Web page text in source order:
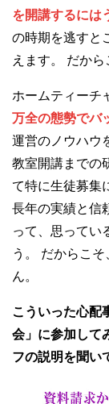
を開講するには
の時期を逃すと
えます。 だから
ホームティーチ
万全の態勢でバ
運営のノウハウ
教室開講までの
て特に生徒募集
長年の実績と信
って、思ってい
う。 だからこ
ん。
こういった心配
会」に参加して
フの説明を聞い